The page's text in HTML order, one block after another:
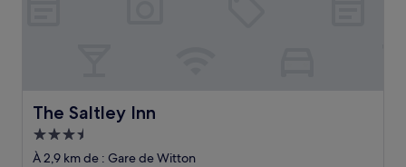
The Saltley Inn
The Saltley Inn
Hébergement
3.5 étoiles
À 2,9 km de : Gare de Witton